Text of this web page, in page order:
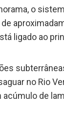
o
ligado ao
no Rio
de